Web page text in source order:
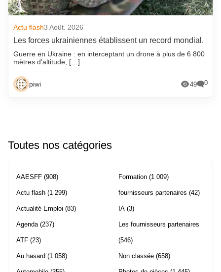
Actu flash3 Août. 2026
Les forces ukrainiennes établissent un record mondial.
Guerre en Ukraine : en interceptant un drone à plus de 6 800
mètres d’altitude, […]
piwi 49 0
Toutes nos catégories
AAESFF (908)
Actu flash (1 299)
Actualité Emploi (83)
Agenda (237)
ATF (23)
Au hasard (1 058)
Formation (1 009)
fournisseurs partenaires (42)
IA (3)
Les fournisseurs partenaires
(546)
Non classée (658)